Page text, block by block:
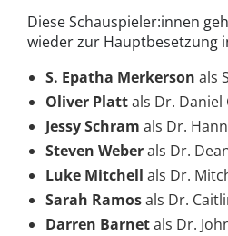
Diese Schauspieler:innen
wieder zur Hauptbesetzung
S. Epatha Merkerson als
Oliver Plattals Dr. Daniel
Jessy Schram als Dr.
Steven Weberals Dr.
Luke Mitchell als Dr.
Sarah Ramosals Dr.
Darren Barnetals Dr.